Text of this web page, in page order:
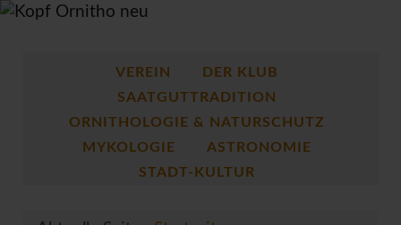
VEREIN
DER KLUB
SAATGUTTRADITION
ORNITHOLOGIE & NATURSCHUTZ
MYKOLOGIE
ASTRONOMIE
STADT-KULTUR